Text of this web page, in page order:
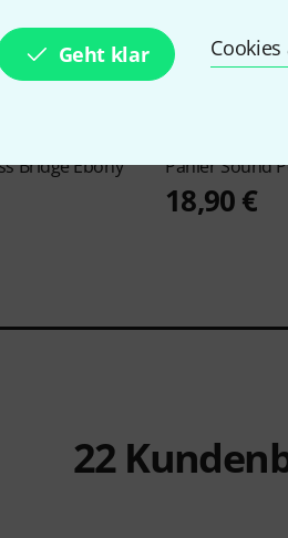
Geht klar
Bridge Ebony
PahlerSound
18,90 €
22